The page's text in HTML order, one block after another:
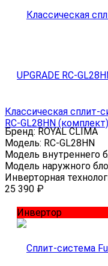
Классическая сплит-
RC-GL28HN (комплект)
Бренд:ROYAL CLIMA
Модель: RC-GL28HN
Модель внутреннего
Модель наружного
Инверторная
25 390 ₽
Инвертор